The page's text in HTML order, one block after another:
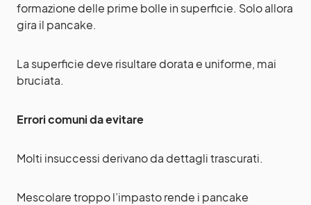
formazione delle prime bolle in superficie. Solo allora
gira il pancake.
La superficie deve risultare dorata e uniforme, mai
bruciata.
Errori comuni da evitare
Molti insuccessi derivano da dettagli trascurati.
Mescolare troppo l’impasto rende i pancake